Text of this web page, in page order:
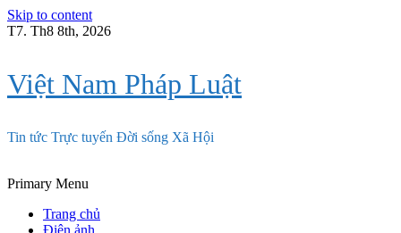
Skip to content
T7. Th8 8th, 2026
Việt Nam Pháp Luật
Tin tức Trực tuyến Đời sống Xã Hội
Primary Menu
Trang chủ
Điện ảnh